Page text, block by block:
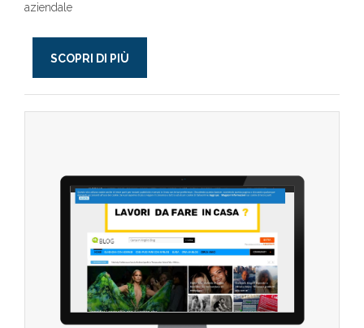
aziendale
SCOPRI DI PIÙ